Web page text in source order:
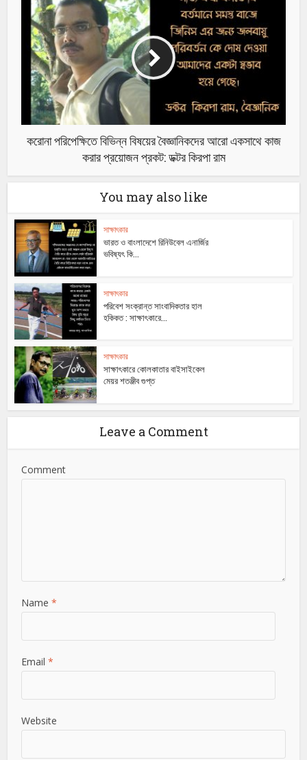
করোনা পরিপেক্ষিতে বিভিন্ন বিষয়ের বৈজ্ঞানিকদের আরো একসাথে কাজ
করার প্রয়োজন প্রকট: ডক্টর কিরপা রাম
You may also like
সাক্ষাৎকার
ভারত ও বাংলাদেশে রিনিউবেল এনার্জির
ভবিষ্যৎ কি...
সাক্ষাৎকার
পরিবেশ সংক্রান্ত সাংবাদিকতার হাল
হকিকত : সাক্ষাৎকারে...
সাক্ষাৎকার
সাক্ষাৎকারে কোলকাতার বাইসাইকেল
মেয়র শতঞ্জীব গুপ্ত
Leave a Comment
Comment
Name *
Email *
Website